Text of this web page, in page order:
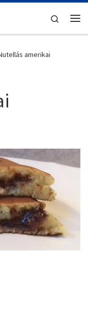
Search
amerikai